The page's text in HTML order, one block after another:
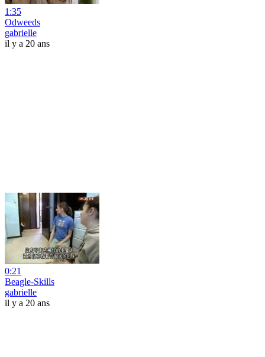
1:35
Odweeds
gabrielle
il y a 20 ans
0:21
Beagle-Skills
gabrielle
il y a 20 ans